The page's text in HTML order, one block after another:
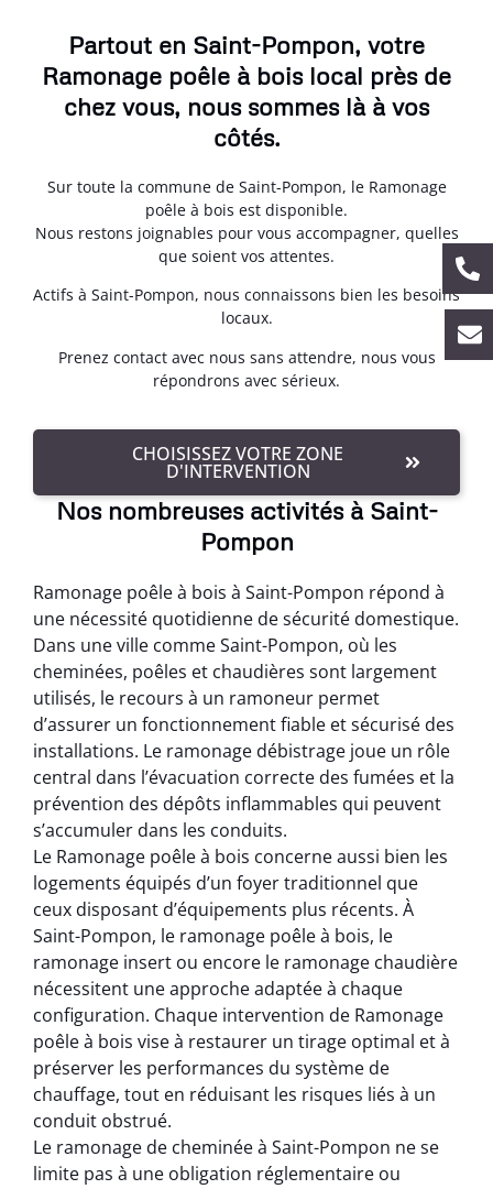
Partout en Saint-Pompon, votre
Ramonage poêle à bois local près de
chez vous, nous sommes là à vos
côtés.
Sur toute la commune de Saint-Pompon, le Ramonage
poêle à bois est disponible.
Nous restons joignables pour vous accompagner, quelles
que soient vos attentes.
Actifs à Saint-Pompon, nous connaissons bien les besoins
locaux.
Prenez contact avec nous sans attendre, nous vous
répondrons avec sérieux.
CHOISISSEZ VOTRE ZONE
D'INTERVENTION
Nos nombreuses activités à Saint-
Pompon
Ramonage poêle à bois à Saint-Pompon répond à
une nécessité quotidienne de sécurité domestique.
Dans une ville comme Saint-Pompon, où les
cheminées, poêles et chaudières sont largement
utilisés, le recours à un ramoneur permet
d’assurer un fonctionnement fiable et sécurisé des
installations. Le ramonage débistrage joue un rôle
central dans l’évacuation correcte des fumées et la
prévention des dépôts inflammables qui peuvent
s’accumuler dans les conduits.
Le Ramonage poêle à bois concerne aussi bien les
logements équipés d’un foyer traditionnel que
ceux disposant d’équipements plus récents. À
Saint-Pompon, le ramonage poêle à bois, le
ramonage insert ou encore le ramonage chaudière
nécessitent une approche adaptée à chaque
configuration. Chaque intervention de Ramonage
poêle à bois vise à restaurer un tirage optimal et à
préserver les performances du système de
chauffage, tout en réduisant les risques liés à un
conduit obstrué.
Le ramonage de cheminée à Saint-Pompon ne se
limite pas à une obligation réglementaire ou